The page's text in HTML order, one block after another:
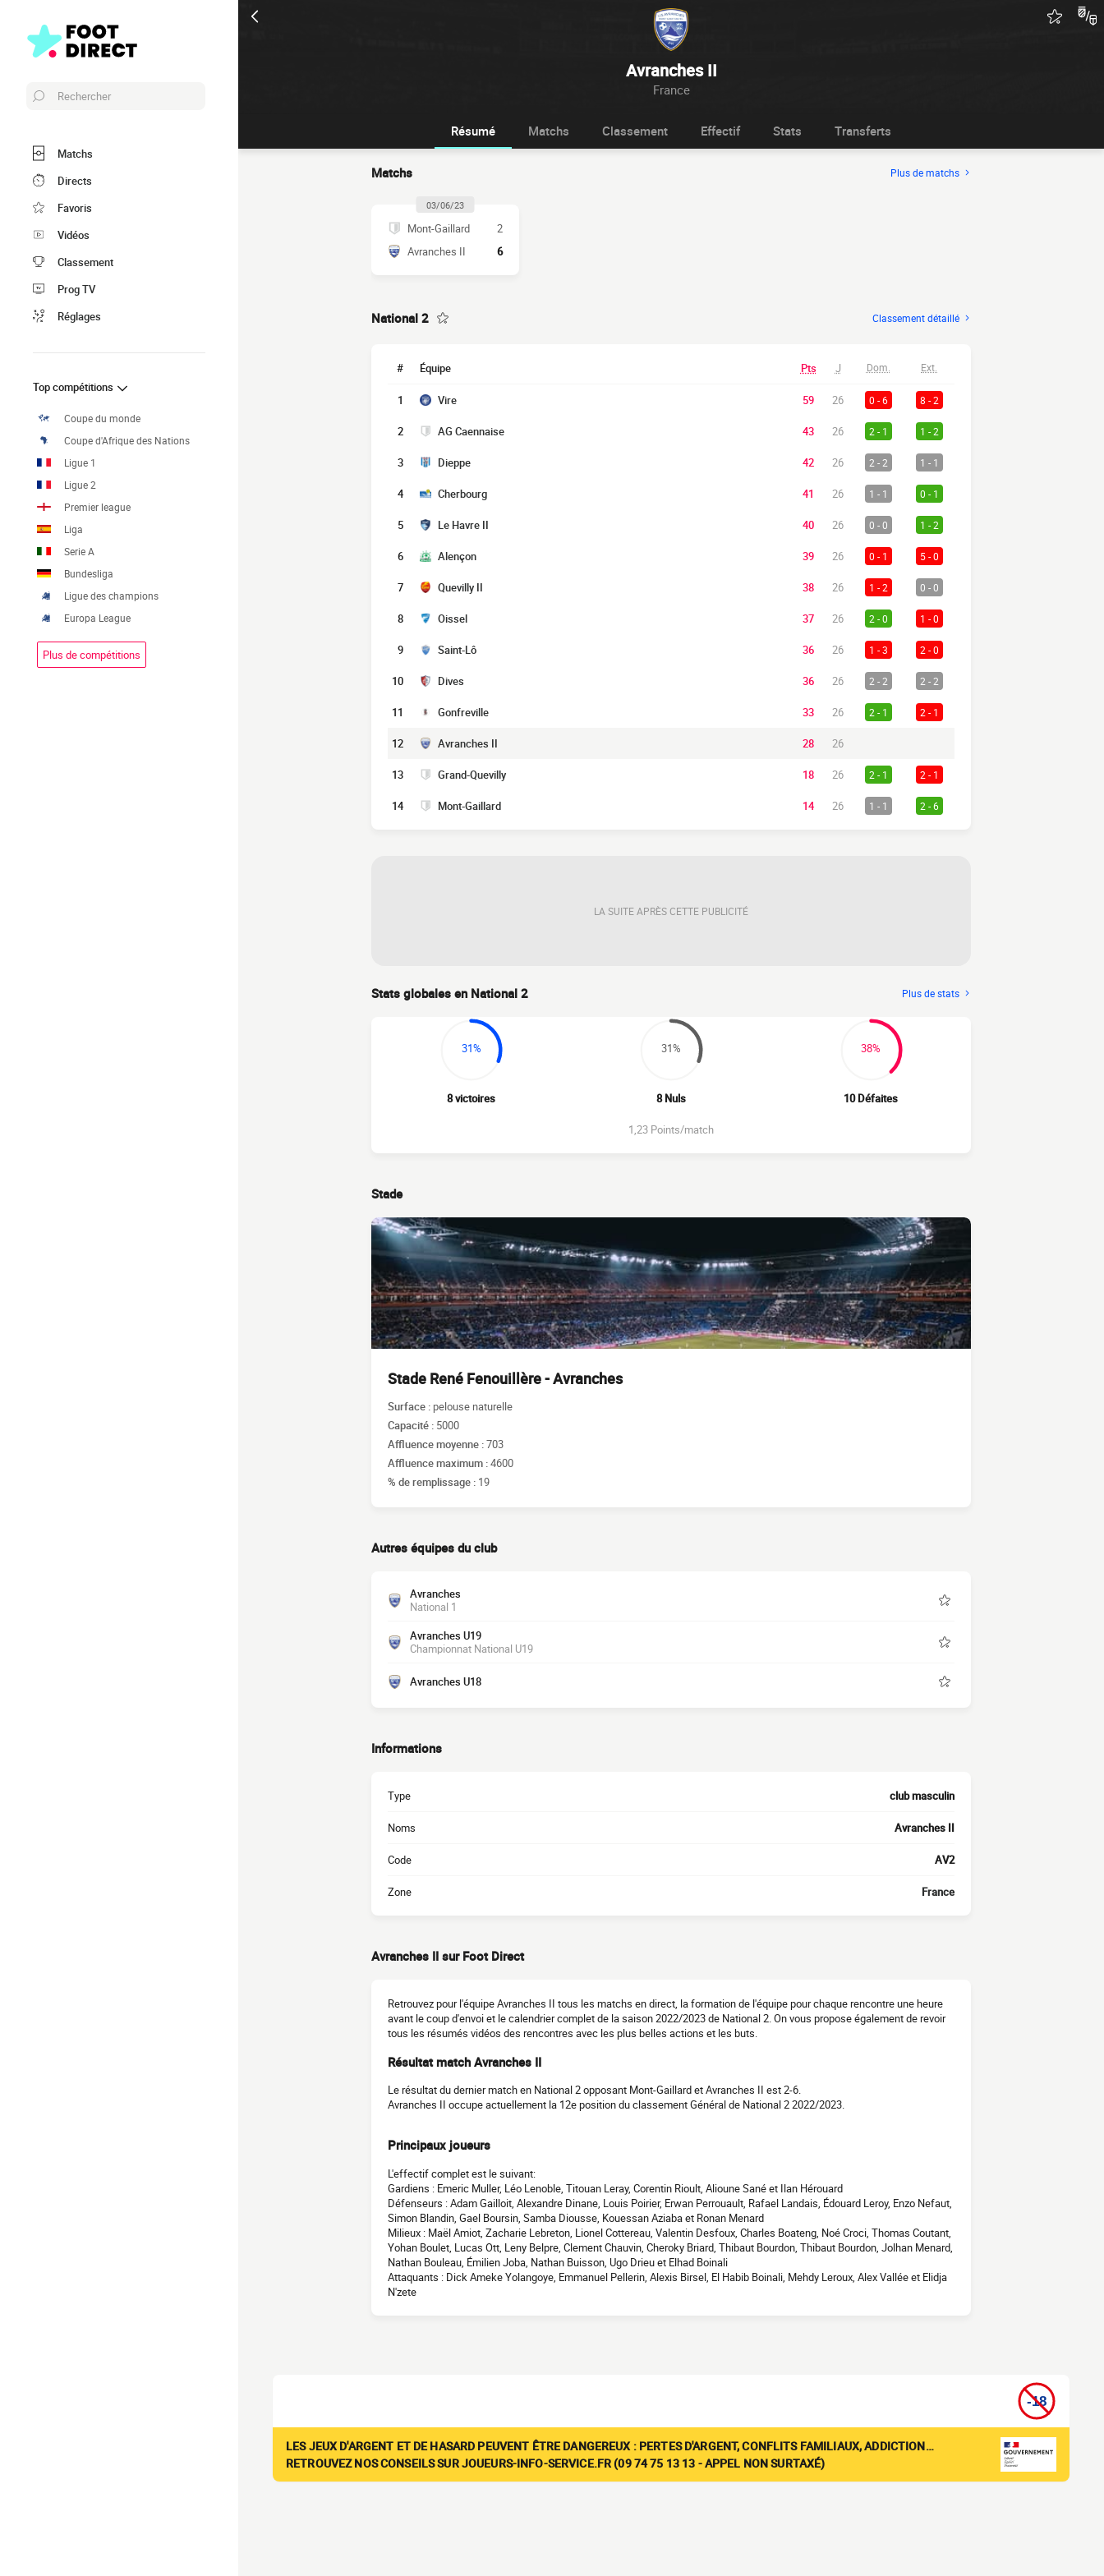
Avranches II
France
Rechercher
Matchs
Directs
Favoris
Vidéos
Classement
Prog TV
Réglages
Top compétitions
Coupe du monde
Coupe d'Afrique des Nations
Ligue 1
Ligue 2
Premier league
Liga
Serie A
Bundesliga
Ligue des champions
Europa League
Plus de compétitions
Résumé Matchs Classement Effectif Stats Transferts
Matchs Plus de matchs
03/06/23
Mont-Gaillard
2
Avranches II
6
National 2 Classement détaillé
# Équipe Pts J Dom. Ext.
1 Vire 59 26 0 - 6 8 - 2
2 AG Caennaise 43 26 2 - 1 1 - 2
3 Dieppe 42 26 2 - 2 1 - 1
4 Cherbourg 41 26 1 - 1 0 - 1
5 Le Havre II 40 26 0 - 0 1 - 2
6 Alençon 39 26 0 - 1 5 - 0
7 Quevilly II 38 26 1 - 2 0 - 0
8 Oissel 37 26 2 - 0 1 - 0
9 Saint-Lô 36 26 1 - 3 2 - 0
10 Dives 36 26 2 - 2 2 - 2
11 Gonfreville 33 26 2 - 1 2 - 1
12 Avranches II 28 26
13 Grand-Quevilly 18 26 2 - 1 2 - 1
14 Mont-Gaillard 14 26 1 - 1 2 - 6
LA SUITE APRÈS CETTE PUBLICITÉ
Stats globales en National 2 Plus de stats
31%
8 victoires
31%
8 Nuls
38%
10 Défaites
1,23 Points/match
Stade
Stade René Fenouillère - Avranches
Surface : pelouse naturelle
Capacité : 5000
Affluence moyenne :703
Affluence maximum :4600
% de remplissage : 19
Autres équipes du club
Avranches
National 1
Avranches U19
Championnat National U19
Avranches U18
Informations
Type club masculin
Noms Avranches II
Code AV2
Zone France
Avranches II sur Foot Direct
Retrouvez pour l'équipe Avranches II tous les matchs en direct, la formation de l'équipe pour chaque rencontre une heure
avant le coup d'envoi et le calendrier complet de la saison 2022/2023 de National 2. On vous propose également de revoir
tous les résumés vidéos des rencontres avec les plus belles actions et les buts.
Résultat match Avranches II
Le résultat du dernier match en National 2 opposant Mont-Gaillard et Avranches II est 2-6.
Avranches II occupe actuellement la 12e position du classement Général de National 2 2022/2023.
Principaux joueurs
L'effectif complet est le suivant:
Gardiens : Emeric Muller, Léo Lenoble, Titouan Leray, Corentin Rioult, Alioune Sané et Ilan Hérouard
Défenseurs : Adam Gailloit, Alexandre Dinane, Louis Poirier, Erwan Perrouault, Rafael Landais, Édouard Leroy, Enzo Nefaut,
Simon Blandin, Gael Boursin, Samba Diousse, Kouessan Aziaba et Ronan Menard
Milieux : Maël Amiot, Zacharie Lebreton, Lionel Cottereau, Valentin Desfoux, Charles Boateng, Noé Croci, Thomas Coutant,
Yohan Boulet, Lucas Ott, Leny Belpre, Clement Chauvin, Cheroky Briard, Thibaut Bourdon, Thibaut Bourdon, Jolhan Menard,
Nathan Bouleau, Émilien Joba, Nathan Buisson, Ugo Drieu et Elhad Boinali
Attaquants : Dick Ameke Yolangoye, Emmanuel Pellerin, Alexis Birsel, El Habib Boinali, Mehdy Leroux, Alex Vallée et Elidja
N'zete
LES JEUX D'ARGENT ET DE HASARD PEUVENT ÊTRE DANGEREUX : PERTES D'ARGENT, CONFLITS FAMILIAUX, ADDICTION…
RETROUVEZ NOS CONSEILS SUR JOUEURS-INFO-SERVICE.FR (09 74 75 13 13 - APPEL NON SURTAXÉ)